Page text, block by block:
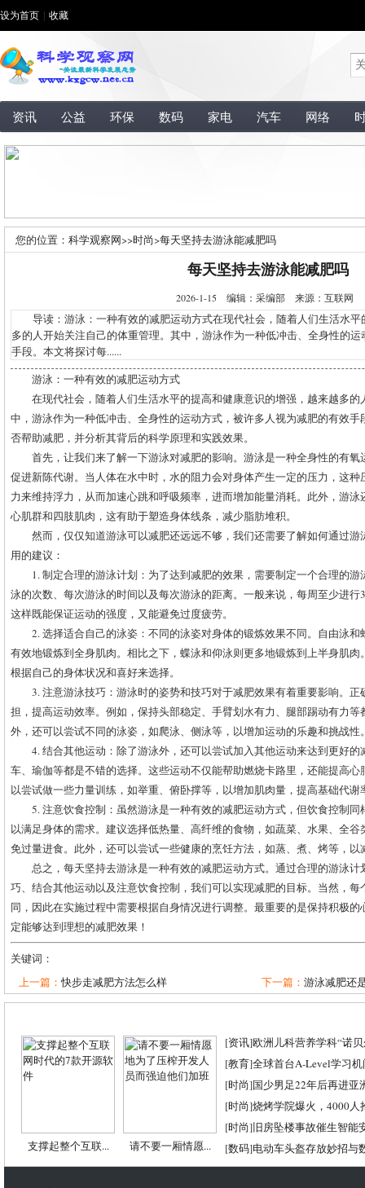
设为首页 收藏
资讯 公益 环保 数码 家电 汽车 网络
您的位置： 科学观察网>>时尚>每天坚持去游泳能减肥吗
每天坚持去游泳能减肥吗
2026-1-15 编辑：采编部 来源：互联网
导读：游泳：一种有效的减肥运动方式在现代社会，随着人们生活水平
多的人开始关注自己的体重管理。其中，游泳作为一种低冲击、全身性的
手段。本文将探讨每......
游泳：一种有效的减肥运动方式
在现代社会，随着人们生活水平的提高和健康意识的增强，越来越多
中，游泳作为一种低冲击、全身性的运动方式，被许多人视为减肥的有效
否帮助减肥，并分析其背后的科学原理和实践效果。
首先，让我们来了解一下游泳对减肥的影响。游泳是一种全身性的有
促进新陈代谢。当人体在水中时，水的阻力会对身体产生一定的压力，这
力来维持浮力，从而加速心跳和呼吸频率，进而增加能量消耗。此外，游
心肌群和四肢肌肉，这有助于塑造身体线条，减少脂肪堆积。
然而，仅仅知道游泳可以减肥还远远不够，我们还需要了解如何通过
用的建议：
1. 制定合理的游泳计划：为了达到减肥的效果，需要制定一个合理的
泳的次数、每次游泳的时间以及每次游泳的距离。一般来说，每周至少进
这样既能保证运动的强度，又能避免过度疲劳。
2. 选择适合自己的泳姿：不同的泳姿对身体的锻炼效果不同。自由泳
有效地锻炼到全身肌肉。相比之下，蝶泳和仰泳则更多地锻炼到上半身肌
根据自己的身体状况和喜好来选择。
3. 注意游泳技巧：游泳时的姿势和技巧对于减肥效果有着重要影响。
担，提高运动效率。例如，保持头部稳定、手臂划水有力、腿部踢动有力
外，还可以尝试不同的泳姿，如爬泳、侧泳等，以增加运动的乐趣和挑战性
4. 结合其他运动：除了游泳外，还可以尝试加入其他运动来达到更好
车、瑜伽等都是不错的选择。这些运动不仅能帮助燃烧卡路里，还能提高
以尝试做一些力量训练，如举重、俯卧撑等，以增加肌肉量，提高基础代谢
5. 注意饮食控制：虽然游泳是一种有效的减肥运动方式，但饮食控制
以满足身体的需求。建议选择低热量、高纤维的食物，如蔬菜、水果、全
免过量进食。此外，还可以尝试一些健康的烹饪方法，如蒸、煮、烤等，
总之，每天坚持去游泳是一种有效的减肥运动方式。通过合理的游泳
巧、结合其他运动以及注意饮食控制，我们可以实现减肥的目标。当然，
同，因此在实施过程中需要根据自身情况进行调整。最重要的是保持积极
定能够达到理想的减肥效果！
关键词：
上一篇：快步走减肥方法怎么样 下一篇： 游泳减肥还
支撑起整个互联... 请不要一厢情愿...
[资讯]欧洲儿科营养学科“诺
[教育]全球首台A-Level学习
[时尚]国少男足22年后再进亚
[时尚]烧烤学院爆火，4000人
[时尚]旧房坠楼事故催生智能
[数码]电动车头盔存放妙招与